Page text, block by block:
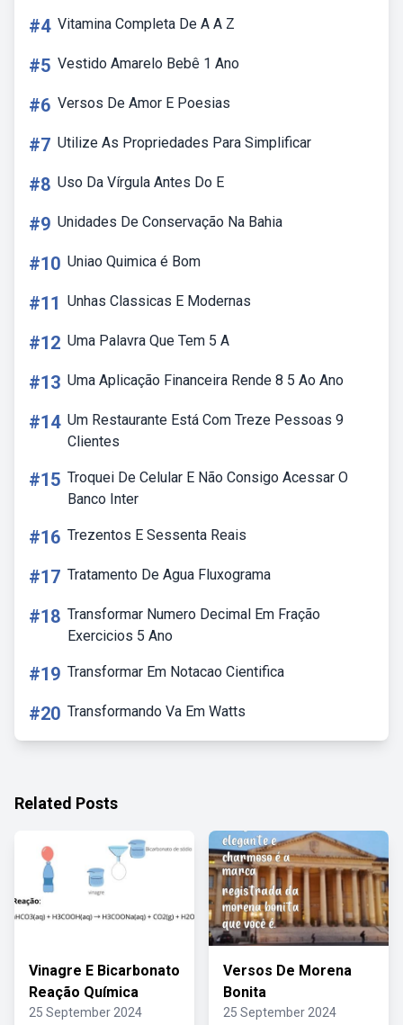
#4 Vitamina Completa De A A Z
#5 Vestido Amarelo Bebê 1 Ano
#6 Versos De Amor E Poesias
#7 Utilize As Propriedades Para Simplificar
#8 Uso Da Vírgula Antes Do E
#9 Unidades De Conservação Na Bahia
#10 Uniao Quimica é Bom
#11 Unhas Classicas E Modernas
#12 Uma Palavra Que Tem 5 A
#13 Uma Aplicação Financeira Rende 8 5 Ao Ano
#14 Um Restaurante Está Com Treze Pessoas 9
Clientes
#15 Troquei De Celular E Não Consigo Acessar O
Banco Inter
#16 Trezentos E Sessenta Reais
#17 Tratamento De Agua Fluxograma
#18 Transformar Numero Decimal Em Fração
Exercicios 5 Ano
#19 Transformar Em Notacao Cientifica
#20 Transformando Va Em Watts
Related Posts
Vinagre E Bicarbonato
Reação Química
25 September 2024
Versos De Morena
Bonita
25 September 2024